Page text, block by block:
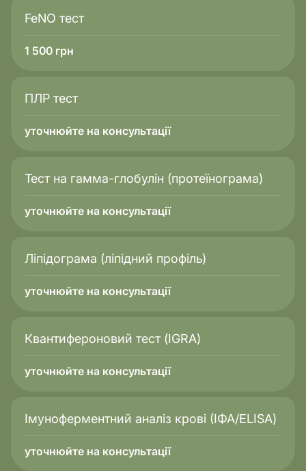
FeNO тест
1 500 грн
ПЛР тест
уточнюйте на консультації
Тест на гамма-глобулін (протеїнограма)
уточнюйте на консультації
Ліпідограма (ліпідний профіль)
уточнюйте на консультації
Квантифероновий тест (IGRA)
уточнюйте на консультації
Імуноферментний аналіз крові (ІФА/ELISA)
уточнюйте на консультації